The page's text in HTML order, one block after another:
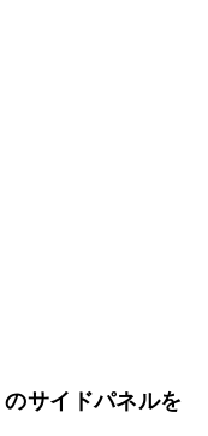
サイドパネルを